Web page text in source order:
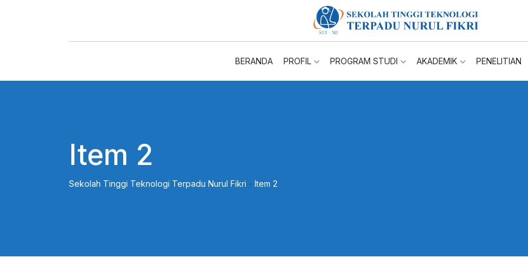
BERANDA PROFIL PROGRAM STUDI AKADEMIK PENELITIAN
Item 2
Sekolah Tinggi Teknologi Terpadu Nurul Fikri - Item 2